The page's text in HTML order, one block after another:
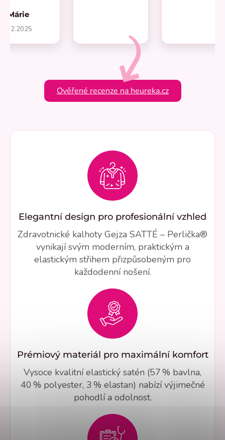
Márie
1.2.2025
Ověřené recenze na heureka.cz
Elegantní design pro profesionální vzhled
Zdravotnické kalhoty Gejza SATTÉ – Perlička®
vynikají svým moderním, praktickým a
elastickým střihem přizpůsobeným pro
každodenní nošení.
Prémiový materiál pro maximální komfort
Vysoce kvalitní elastický satén (57 % bavlna,
40 % polyester, 3 % elastan) nabízí výjimečné
pohodlí a odolnost.